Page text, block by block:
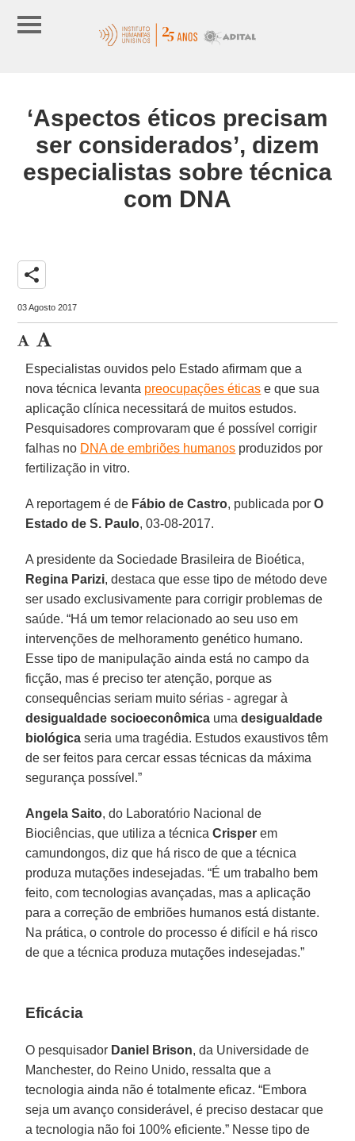
‘Aspectos éticos precisam
ser considerados’, dizem
especialistas sobre técnica
com DNA
share
03 Agosto 2017
Especialistas ouvidos pelo Estado afirmam que a
nova técnica levanta preocupações éticas e que sua
aplicação clínica necessitará de muitos estudos.
Pesquisadores comprovaram que é possível corrigir
falhas no DNA de embriões humanos produzidos por
fertilização in vitro.
A reportagem é de Fábio de Castro, publicada porO
Estado de S. Paulo, 03-08-2017.
A presidente da Sociedade Brasileira de Bioética,
Regina Parizi, destaca que esse tipo de método deve
ser usado exclusivamente para corrigir problemas de
saúde. “Há um temor relacionado ao seu uso em
intervenções de melhoramento genético humano.
Esse tipo de manipulação ainda está no campo da
ficção, mas é preciso ter atenção, porque as
consequências seriam muito sérias - agregar à
desigualdade socioeconômica umadesigualdade
biológica seria uma tragédia. Estudos exaustivos têm
de ser feitos para cercar essas técnicas da máxima
segurança possível.”
Angela Saito, do Laboratório Nacional de
Biociências, que utiliza a técnicaCrisper em
camundongos, diz que há risco de que a técnica
produza mutações indesejadas. “É um trabalho bem
feito, com tecnologias avançadas, mas a aplicação
para a correção de embriões humanos está distante.
Na prática, o controle do processo é difícil e há risco
de que a técnica produza mutações indesejadas.”
Eficácia
O pesquisador Daniel Brison, da Universidade de
Manchester, do Reino Unido, ressalta que a
tecnologia ainda não é totalmente eficaz. “Embora
seja um avanço considerável, é preciso destacar que
a tecnologia não foi 100% eficiente.” Nesse tipo de